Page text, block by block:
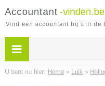
Accountant -vinden.be
Vind een accountant bij u in de
U bent nu hier: Home » Luik »